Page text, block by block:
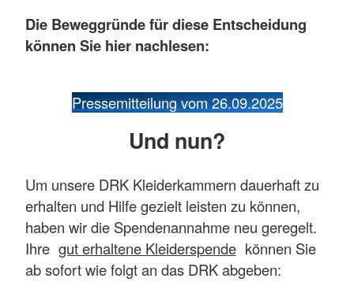
Die Beweggründe für diese Entscheidung
können Sie hier nachlesen:
Pressemitteilung vom 26.09.2025
Und nun?
Um unsere DRK Kleiderkammern dauerhaft zu
erhalten und Hilfe gezielt leisten zu können,
haben wir die Spendenannahme neu geregelt.
Ihre gut erhaltene Kleiderspende können Sie
ab sofort wie folgt an das DRK abgeben: